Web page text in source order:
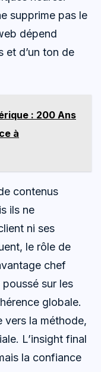
supprime pas le
dépend
et d’un ton de
: 200 Ans
à
contenus
ils ne
ni ses
le rôle de
chef
sur les
globale.
vers la méthode,
L’insight final
la confiance